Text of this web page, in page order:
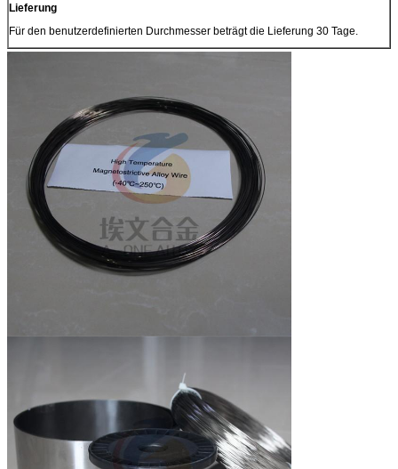
Lieferung
Für den benutzerdefinierten Durchmesser beträgt die Lieferung 30 Tage.